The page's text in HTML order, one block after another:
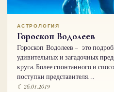
АСТРОЛОГИЯ
Гороскоп Водолеев
Гороскоп Водолеев – это
удивительных и загадочных
круга. Более спонтанного и
поступки представителя…
☾ 26.01.2019